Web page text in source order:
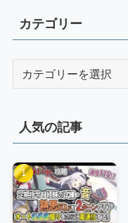
カテゴリー
ー
人気の記事